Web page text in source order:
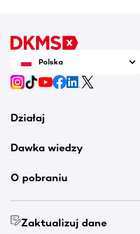
Polska
Działaj
Dawka wiedzy
O pobraniu
Zaktualizuj dane